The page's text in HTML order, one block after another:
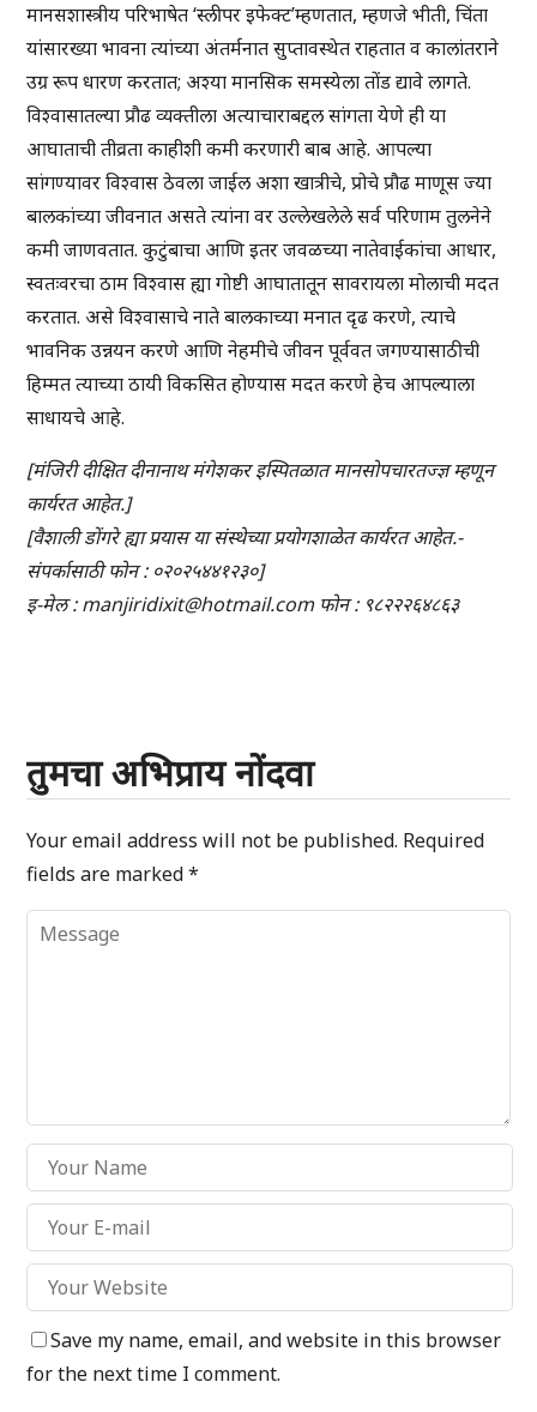
मानसशास्त्रीय परिभाषेत ‘स्लीपर इफेक्ट’म्हणतात, म्हणजे भीती, चिंता
यांसारख्या भावना त्यांच्या अंतर्मनात सुप्तावस्थेत राहतात व कालांतराने
उग्र रूप धारण करतात; अश्या मानसिक समस्येला तोंड द्यावे लागते.
विश्वासातल्या प्रौढ व्यक्तीला अत्याचाराबद्दल सांगता येणे ही या
आघाताची तीव्रता काहीशी कमी करणारी बाब आहे. आपल्या
सांगण्यावर विश्वास ठेवला जाईल अशा खात्रीचे, प्रोचे प्रौढ माणूस ज्या
बालकांच्या जीवनात असते त्यांना वर उल्लेखलेले सर्व परिणाम तुलनेने
कमी जाणवतात. कुटुंबाचा आणि इतर जवळच्या नातेवाईकांचा आधार,
स्वतःवरचा ठाम विश्वास ह्या गोष्टी आघातातून सावरायला मोलाची मदत
करतात. असे विश्वासाचे नाते बालकाच्या मनात दृढ करणे, त्याचे
भावनिक उन्नयन करणे आणि नेहमीचे जीवन पूर्ववत जगण्यासाठीची
हिम्मत त्याच्या ठायी विकसित होण्यास मदत करणे हेच आपल्याला
साधायचे आहे.
[मंजिरी दीक्षित दीनानाथ मंगेशकर इस्पितळात मानसोपचारतज्ज्ञ म्हणून
कार्यरत आहेत.]
[वैशाली डोंगरे ह्या प्रयास या संस्थेच्या प्रयोगशाळेत कार्यरत आहेत.-
संपर्कासाठी फोन : ०२०२५४४१२३०]
इ-मेल : manjiridixit@hotmail.com फोन : ९८२२२६४८६३
तुमचा अभिप्राय नोंदवा
Your email address will not be published. Required
fields are marked*
Save my name, email, and website in this browser
for the next time I comment.